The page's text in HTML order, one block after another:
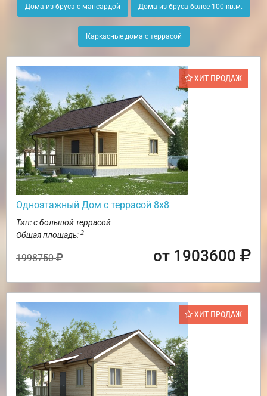
Дома из бруса с мансардой Дома из бруса более 100 кв.м.
Каркасные дома с террасой
ХИТ ПРОДАЖ
Одноэтажный Дом с террасой 8х8
Тип: с большой террасой
Общая площадь: 2
1998750 от 1903600
ХИТ ПРОДАЖ